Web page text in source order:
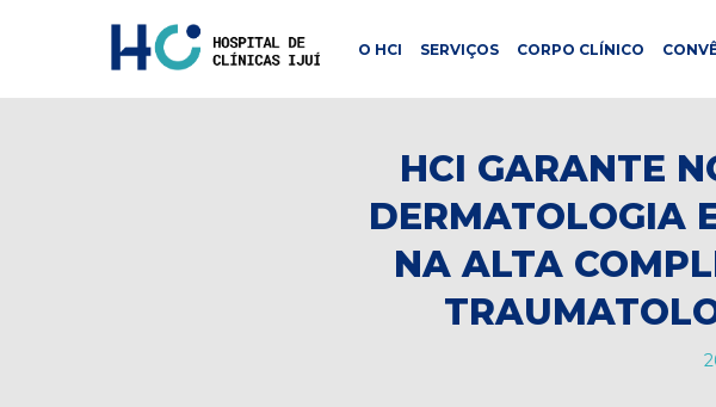
O HCI SERVIÇOS CORPO CLÍNICO
HCI GARANTE
DERMATOLOGIA
NA ALTA